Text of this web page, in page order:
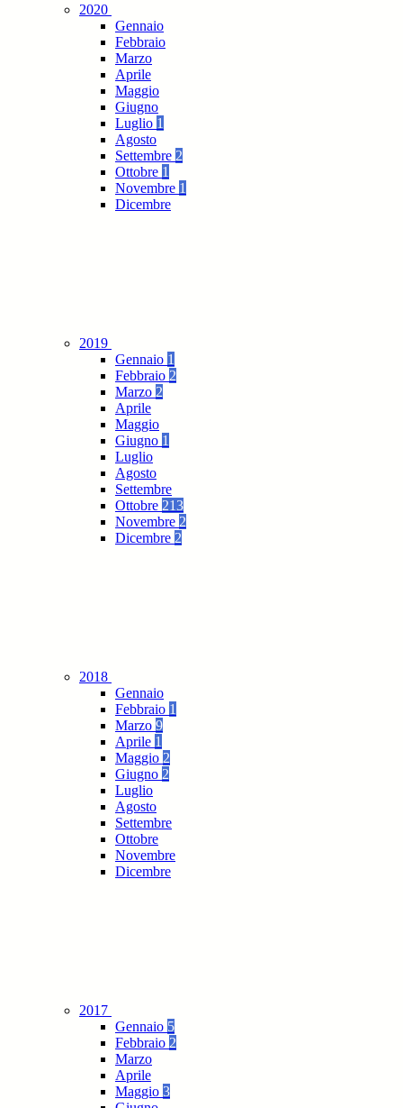
2020
Gennaio
Febbraio
Marzo
Aprile
Maggio
Giugno
Luglio 1
Agosto
Settembre 2
Ottobre 1
Novembre 1
Dicembre
2019
Gennaio 1
Febbraio 2
Marzo 2
Aprile
Maggio
Giugno 1
Luglio
Agosto
Settembre
Ottobre 213
Novembre 2
Dicembre 2
2018
Gennaio
Febbraio 1
Marzo 9
Aprile 1
Maggio 2
Giugno 2
Luglio
Agosto
Settembre
Ottobre
Novembre
Dicembre
2017
Gennaio 5
Febbraio 2
Marzo
Aprile
Maggio 3